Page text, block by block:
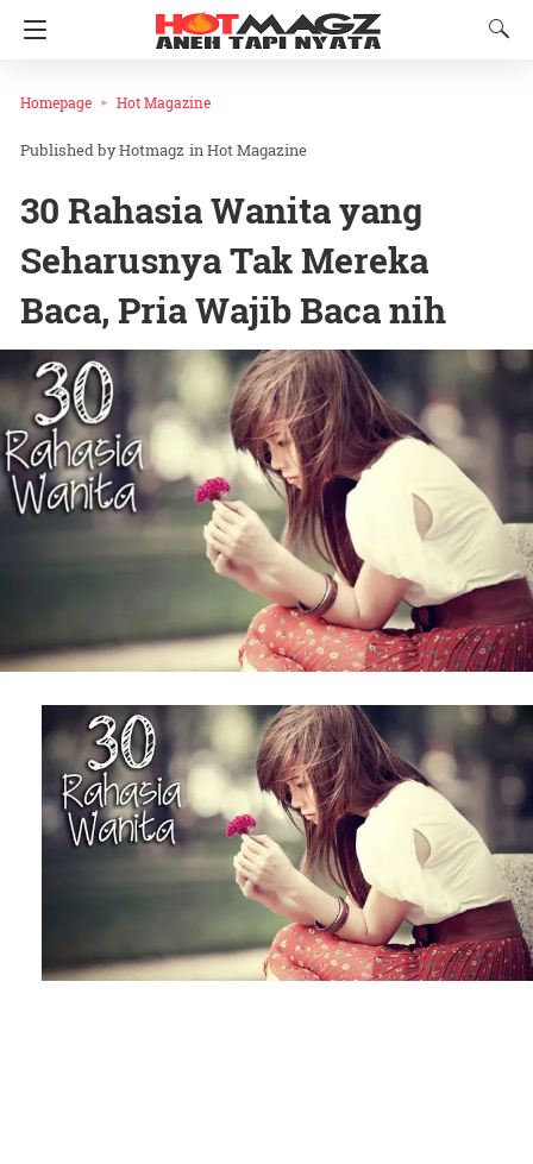
Homepage Hot Magazine
Hotmagz inHot Magazine
30 Rahasia Wanita yang
Seharusnya Tak Mereka
Baca, Pria Wajib Baca nih